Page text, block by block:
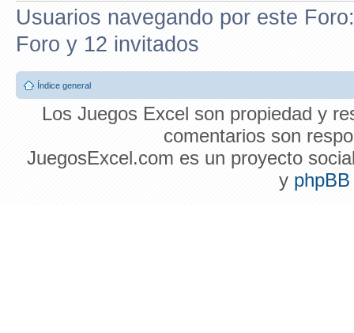
Usuarios navegando por este
Foro y 12 invitados
Índice general
Los Juegos Excel son propiedad y
comentarios son
JuegosExcel.com es un proyecto
y phpBB